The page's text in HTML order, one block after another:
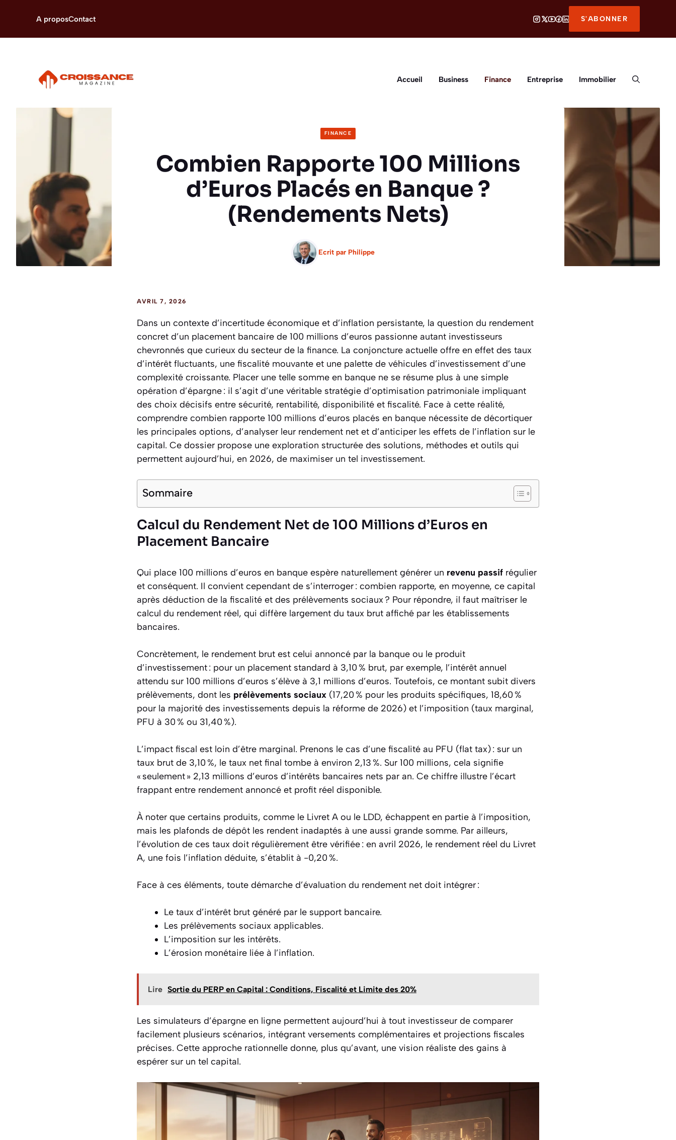
A proposContact S'ABONNER
Accueil Business Finance Entreprise Immobilier
FINANCE
Combien Rapporte 100 Millions
d’Euros Placés en Banque ?
(Rendements Nets)
Ecrit par Philippe
AVRIL 7, 2026
Dans un contexte d’incertitude économique et d’inflation persistante, la question du rendement
concret d’un placement bancaire de 100 millions d’euros passionne autant investisseurs
chevronnés que curieux du secteur de la finance. La conjoncture actuelle offre en effet des taux
d’intérêt fluctuants, une fiscalité mouvante et une palette de véhicules d’investissement d’une
complexité croissante. Placer une telle somme en banque ne se résume plus à une simple
opération d’épargne : il s’agit d’une véritable stratégie d’optimisation patrimoniale impliquant
des choix décisifs entre sécurité, rentabilité, disponibilité et fiscalité. Face à cette réalité,
comprendre combien rapporte 100 millions d’euros placés en banque nécessite de décortiquer
les principales options, d’analyser leur rendement net et d’anticiper les effets de l’inflation sur le
capital. Ce dossier propose une exploration structurée des solutions, méthodes et outils qui
permettent aujourd’hui, en 2026, de maximiser un tel investissement.
Sommaire
Calcul du Rendement Net de 100 Millions d’Euros en
Placement Bancaire
Qui place 100 millions d’euros en banque espère naturellement générer un revenu passif régulier
et conséquent. Il convient cependant de s’interroger : combien rapporte, en moyenne, ce capital
après déduction de la fiscalité et des prélèvements sociaux ? Pour répondre, il faut maîtriser le
calcul du rendement réel, qui diffère largement du taux brut affiché par les établissements
bancaires.
Concrètement, le rendement brut est celui annoncé par la banque ou le produit
d’investissement : pour un placement standard à 3,10 % brut, par exemple, l’intérêt annuel
attendu sur 100 millions d’euros s’élève à 3,1 millions d’euros. Toutefois, ce montant subit divers
prélèvements, dont les prélèvements sociaux (17,20 % pour les produits spécifiques, 18,60 %
pour la majorité des investissements depuis la réforme de 2026) et l’imposition (taux marginal,
PFU à 30 % ou 31,40 %).
L’impact fiscal est loin d’être marginal. Prenons le cas d’une fiscalité au PFU (flat tax) : sur un
taux brut de 3,10 %, le taux net final tombe à environ 2,13 %. Sur 100 millions, cela signifie
« seulement » 2,13 millions d’euros d’intérêts bancaires nets par an. Ce chiffre illustre l’écart
frappant entre rendement annoncé et profit réel disponible.
À noter que certains produits, comme le Livret A ou le LDD, échappent en partie à l’imposition,
mais les plafonds de dépôt les rendent inadaptés à une aussi grande somme. Par ailleurs,
l’évolution de ces taux doit régulièrement être vérifiée : en avril 2026, le rendement réel du Livret
A, une fois l’inflation déduite, s’établit à -0,20 %.
Face à ces éléments, toute démarche d’évaluation du rendement net doit intégrer :
Le taux d’intérêt brut généré par le support bancaire.
Les prélèvements sociaux applicables.
L’imposition sur les intérêts.
L’érosion monétaire liée à l’inflation.
Lire Sortie du PERP en Capital : Conditions, Fiscalité et Limite des 20%
Les simulateurs d’épargne en ligne permettent aujourd’hui à tout investisseur de comparer
facilement plusieurs scénarios, intégrant versements complémentaires et projections fiscales
précises. Cette approche rationnelle donne, plus qu’avant, une vision réaliste des gains à
espérer sur un tel capital.